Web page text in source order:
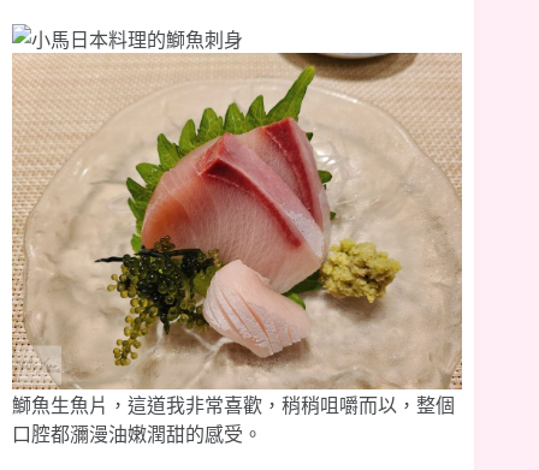
鰤魚生魚片，這道我非常喜歡，稍稍咀嚼而以，整個
口腔都瀰漫油嫩潤甜的感受。